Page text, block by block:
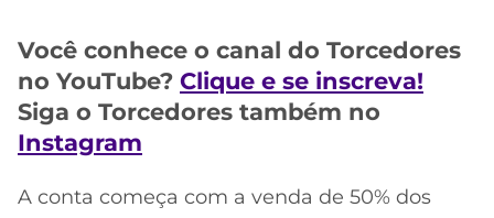
Você conhece o canal do Torcedores
no YouTube? Clique e se inscreva!
Siga o Torcedores também no
Instagram
A conta começa com a venda de 50% dos